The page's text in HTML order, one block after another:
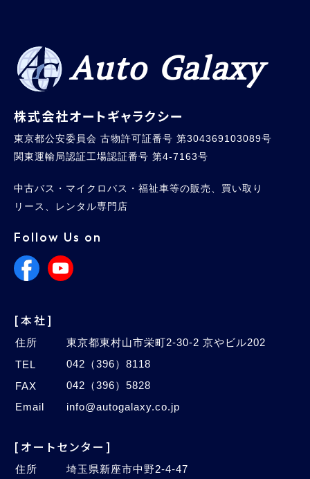
Auto Galaxy
株式会社オートギャラクシー
東京都公安委員会 古物許可証番号 第304369103089号
関東運輸局認証工場認証番号 第4-7163号
中古バス・マイクロバス・福祉車等の販売、買い取り
リース、レンタル専門店
Follow Us on
[本社]
住所
東京都東村山市栄町2-30-2 京やビル202
TEL
042（396）8118
FAX
042（396）5828
Email
info@autogalaxy.co.jp
[オートセンター]
住所 埼玉県新座市中野2-4-47